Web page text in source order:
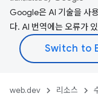
Google은 AI 기술을 사
다. AI 번역에는 오류가
web.dev 리소스